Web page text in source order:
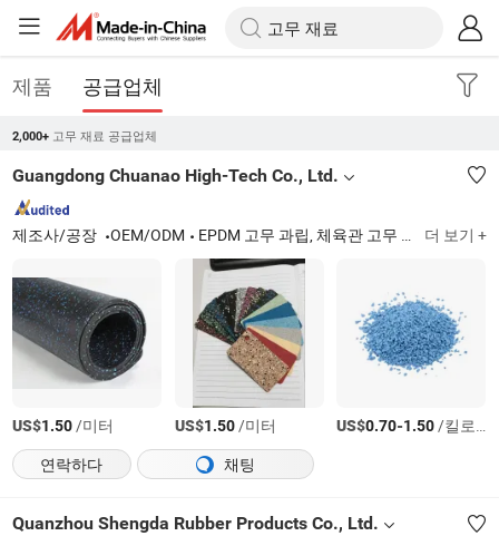
제품 공급업체
2,000+ 고무 재료 공급업체
Guangdong Chuanao High-Tech Co., Ltd.
제조사/공장 OEM/ODM EPDM 고무 과립, 체육관 고무 바닥재, 조립식 러닝 트랙, 스포츠 코트, SBR 고무 과립, 고무 타일, 고무 롤, 스포츠 표면, 인조 잔디 충전 과립(EPDM/TPE/SBR), 예술 더 보기 +
US$1.50/미터 US$1.50/미터 US$0.70-1.50/킬로그램
연락하다
채팅
Quanzhou Shengda Rubber Products Co., Ltd.